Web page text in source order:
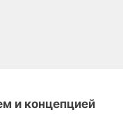
и концепцией